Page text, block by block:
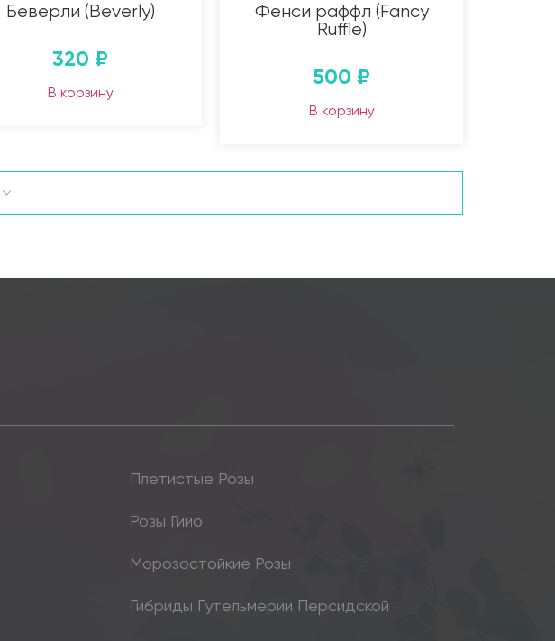
Беверли (Beverly)
320 ₽
В корзину
Фенси раффл (Fancy
Ruffle)
500 ₽
В корзину
Плетистые Розы
Розы Гийо
Морозостойкие Розы
Гибриды Гутельмерии Персидской